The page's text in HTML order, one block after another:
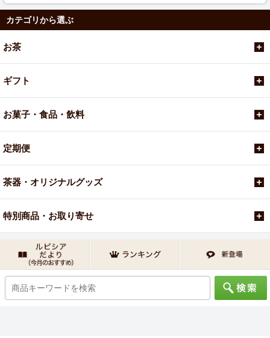
カテゴリから選ぶ
お茶
ギフト
お菓子・食品・飲料
定期便
茶器・オリジナルグッズ
特別商品・お取り寄せ